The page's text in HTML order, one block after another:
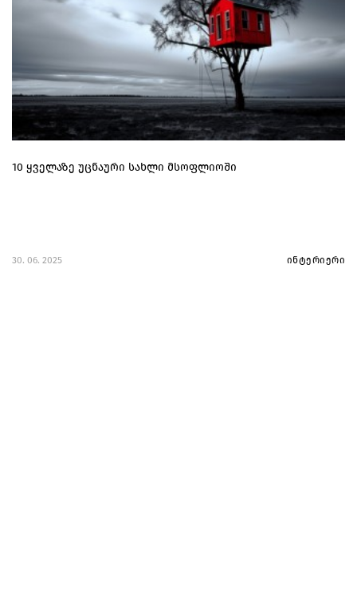
10 ყველაზე უცნაური სახლი მსოფლიოში
30. 06. 2025 ინტერიერი